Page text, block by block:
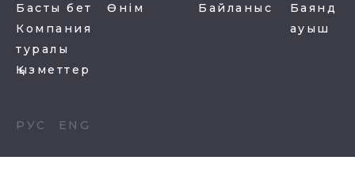
Басты бет
Компания
туралы
Қызметтер
Өнім Байланыс
Баянд
ауыш
РУС ENG